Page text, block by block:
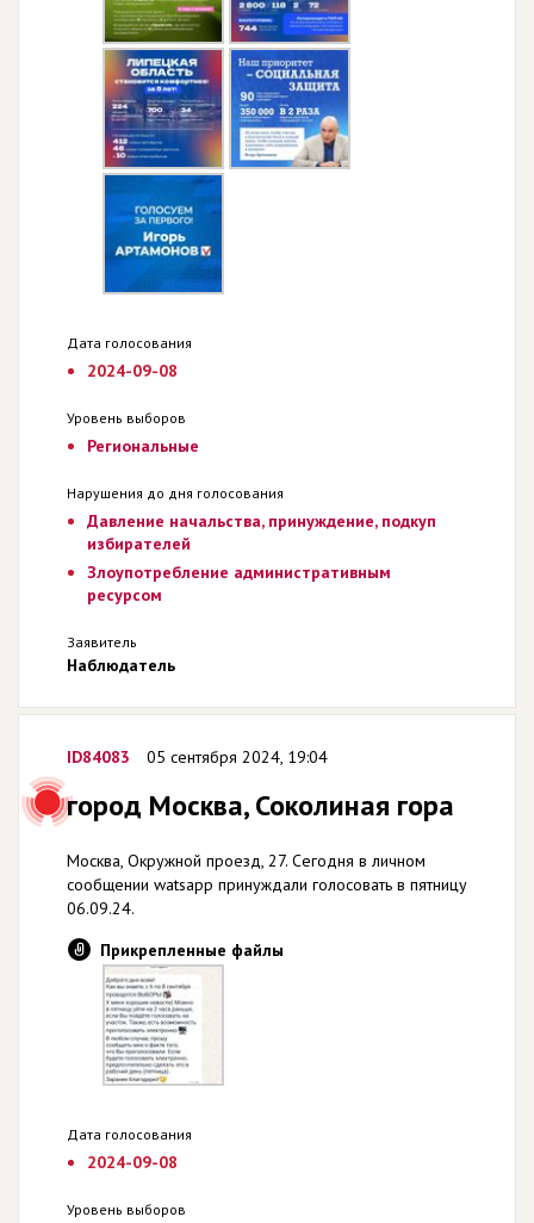
Дата голосования
2024-09-08
Уровень выборов
Региональные
Нарушения до дня голосования
Давление начальства, принуждение, подкуп
избирателей
Злоупотребление административным
ресурсом
Заявитель
Наблюдатель
ID84083 05 сентября 2024, 19:04
город Москва, Соколиная гора
Москва, Окружной проезд, 27. Сегодня в личном
сообщении watsapp принуждали голосовать в пятницу
06.09.24.
Прикрепленные файлы
Дата голосования
2024-09-08
Уровень выборов